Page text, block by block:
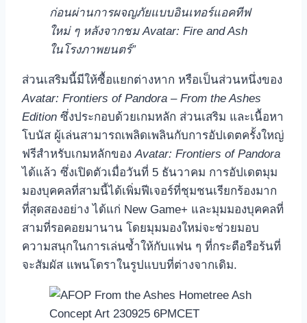
ก่อนผ่านการผจญภัยแบบอินเทอร์แอคทีฟ
ใหม่ ๆ หลังจากชมAvatar: Fire and Ash
ในโรงภาพยนตร์”
ส่วนเสริมนี้มีให้ซื้อแยกต่างหาก หรือเป็นส่วนหนึ่งของ
Avatar: Frontiers of Pandora – From the Ashes
Edition ซึ่งประกอบด้วยเกมหลัก ส่วนเสริม และเนื้อหา
โบนัส ผู้เล่นสามารถเพลิดเพลินกับการอัปเดตครั้งใหญ่
ฟรีสำหรับเกมหลักของAvatar: Frontiers of Pandora
ได้แล้ว ซึ่งเปิดตัวเมื่อวันที่ 5 ธันวาคม การอัปเดตมุม
มองบุคคลที่สามนี้ได้เพิ่มฟีเจอร์ที่ชุมชนเรียกร้องมาก
ที่สุดสองอย่าง ได้แก่ New Game+ และมุมมองบุคคลที่
สามที่รอคอยมานาน โดยมุมมองใหม่จะช่วยมอบ
ความสนุกในการเล่นซ้ำให้กับแฟน ๆ ที่กระตือรือร้นที่
จะสัมผัส แพนโดราในรูปแบบที่ต่างจากเดิม.